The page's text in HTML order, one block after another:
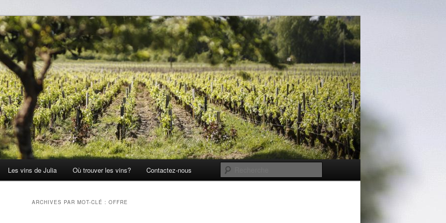
Les vins de Julia Où trouver les vins? Contactez-nous
ARCHIVES PAR MOT-CLÉ : OFFRE